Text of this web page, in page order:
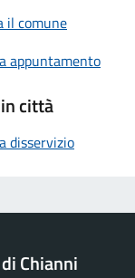
il comune
appuntamento
città
disservizio
Chianni